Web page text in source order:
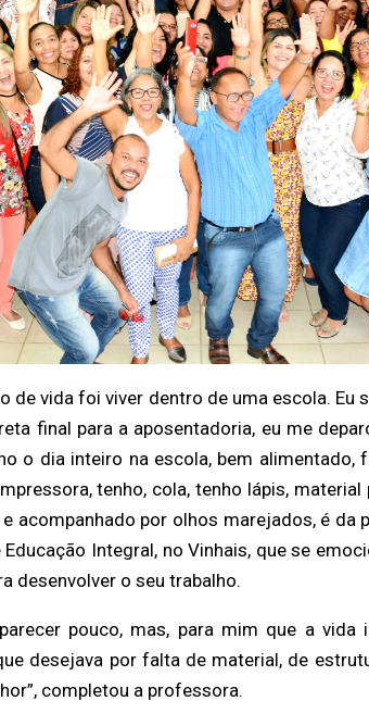
de vida foi viver dentro de uma escola.
final para a aposentadoria, eu me
o dia inteiro na escola, bem alimentado,
tenho, cola, tenho lápis,
acompanhado por olhos marejados, é da
Integral, no Vinhais, que se
desenvolver o seu trabalho.
pouco, mas, para mim que a
desejava por falta de material, de
completou a professora.